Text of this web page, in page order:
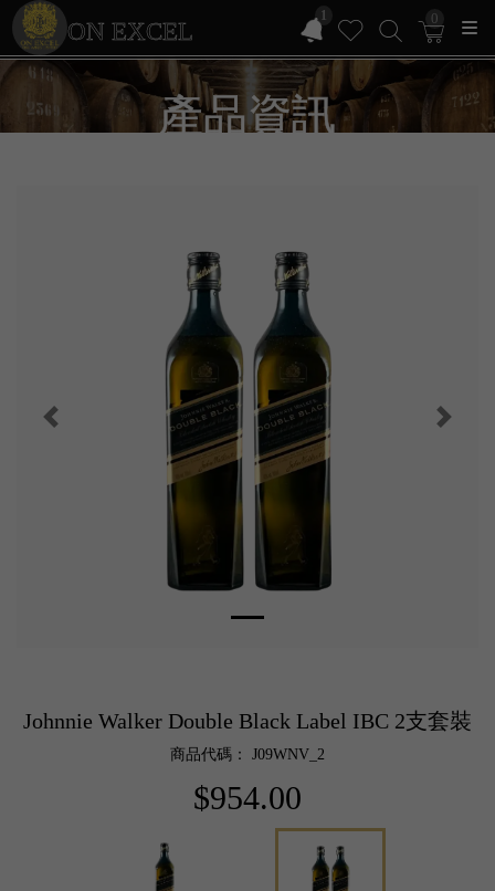
ON EXCEL
1 0
產品資訊
Johnnie Walker Double Black Label IBC 2支套裝
商品代碼： J09WNV_2
$954.00